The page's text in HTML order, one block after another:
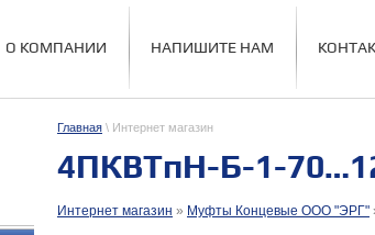
О КОМПАНИИ НАПИШИТЕ НАМ
Главная \ Интернет магазин
4ПКВТпН-Б-1-
Интернет магазин » Муфты Концевые ООО "ЭРГ"